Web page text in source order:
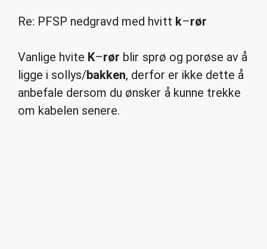
Re: PFSP nedgravd med hvitt k–rør
Vanlige hvite K–rør blir sprø og porøse av å
ligge i sollys/bakken, derfor er ikke dette å
anbefale dersom du ønsker å kunne trekke
om kabelen senere.